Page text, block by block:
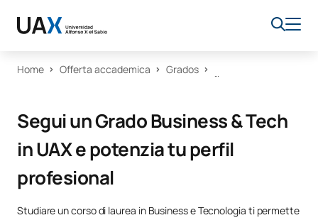
Home Offerta accademica Grados
Segui un Grado Business & Tech
in UAX e potenzia tu perfil
profesional
Studiare un corso di laurea in Business e Tecnologia ti permette